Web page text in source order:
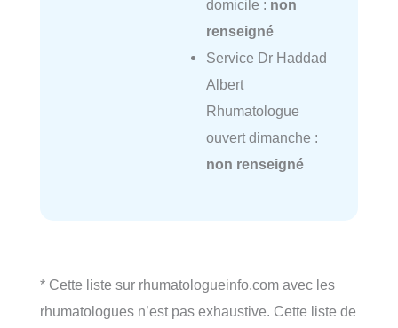
domicile : non
renseigné
Service Dr Haddad
Albert
Rhumatologue
ouvert dimanche :
non renseigné
* Cette liste sur rhumatologueinfo.com avec les
rhumatologues n’est pas exhaustive. Cette liste de